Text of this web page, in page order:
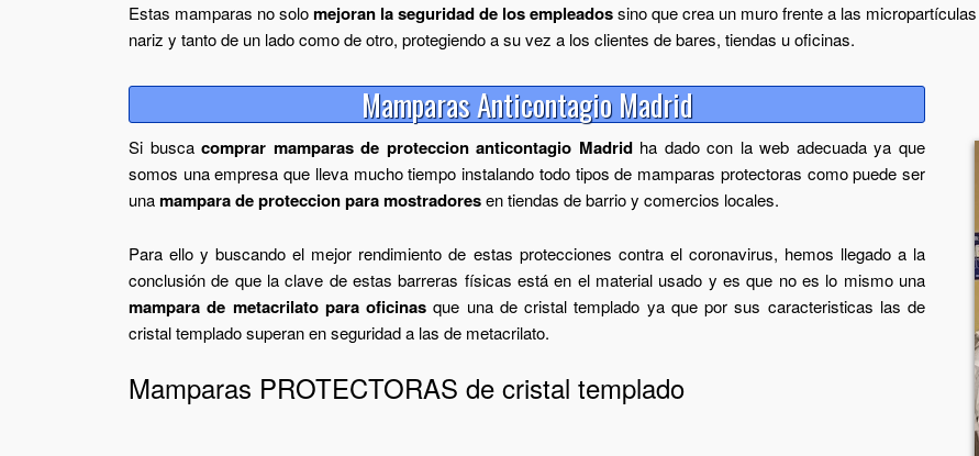
Estas mamparas no solomejoran la seguridad de los empleadossino que crea un muro frente a las
nariz y tanto de un lado como de otro, protegiendo a su vez a los clientes de bares, tiendas u oficinas.
Mamparas Anticontagio Madrid
Si buscacomprar mamparas de proteccion anticontagio Madridha dado con la web adecuada ya que
somos una empresa que lleva mucho tiempo instalando todo tipos de mamparas protectoras como puede ser
unamampara de proteccion para mostradoresen tiendas de barrio y comercios locales.
Para ello y buscando el mejor rendimiento de estas protecciones contra el coronavirus, hemos llegado a la
conclusión de que la clave de estas barreras físicas está en el material usado y es que no es lo mismo una
mampara de metacrilato para oficinas que una de cristal templado ya que por sus caracteristicas las de
cristal templado superan en seguridad a las de metacrilato.
Mamparas PROTECTORAS de cristal templado